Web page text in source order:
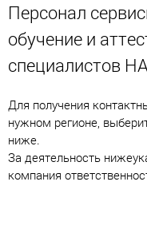
Персонал
обучение и
специалистов
Для получения
нужном регионе,
ниже.
За деятельность
компания